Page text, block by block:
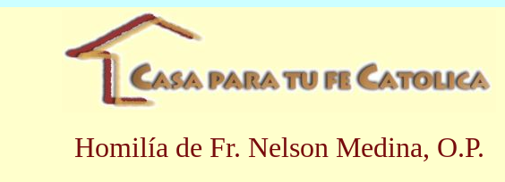
Homilía de Fr. Nelson Medina, O.P.